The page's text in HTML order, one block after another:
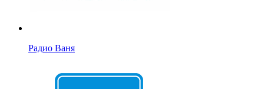
Радио Ваня